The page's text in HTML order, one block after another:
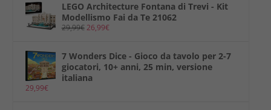
LEGO Architecture Fontana di Trevi - Kit
Modellismo Fai da Te 21062
29,99€26,99€
7 Wonders Dice - Gioco da tavolo per 2-7
giocatori, 10+ anni, 25 min, versione
italiana
29,99€